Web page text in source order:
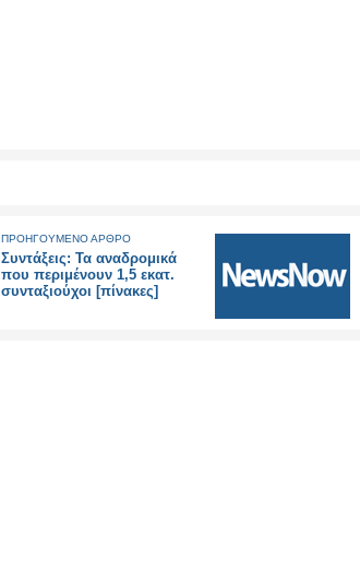
ΠΡΟΗΓΟΥΜΕΝΟ ΑΡΘΡΟ
Συντάξεις: Τα αναδρομικά
που περιμένουν 1,5 εκατ.
συνταξιούχοι [πίνακες]